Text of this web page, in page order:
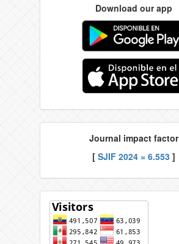
Download our app
Journal impact factor
[ SJIF 2024 = 6.553 ]